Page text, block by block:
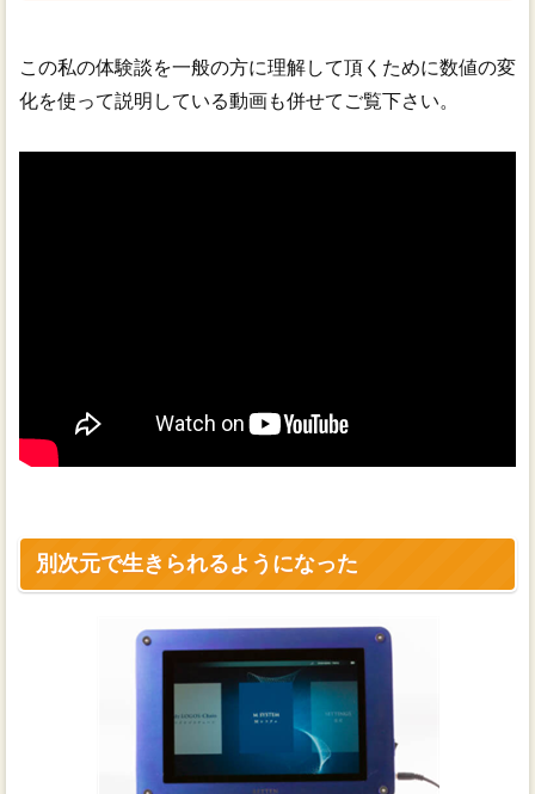
この私の体験談を一般の方に理解して頂くために数値の変
化を使って説明している動画も併せてご覧下さい。
別次元で生きられるようになった